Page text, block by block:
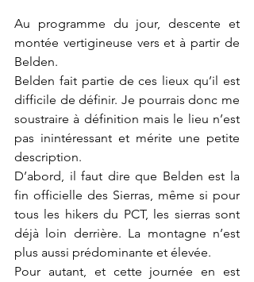
Au programme du jour, descente et
montée vertigineuse vers et à partir de
Belden.
Belden fait partie de ces lieux qu’il est
difficile de définir. Je pourrais donc me
soustraire à définition mais le lieu n’est
pas inintéressant et mérite une petite
description.
D’abord, il faut dire que Belden est la
fin officielle des Sierras, même si pour
tous les hikers du PCT, les sierras sont
déjà loin derrière. La montagne n’est
plus aussi prédominante et élevée.
Pour autant, et cette journée en est